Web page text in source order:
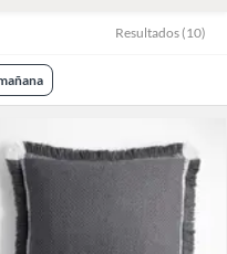
Resultados (10)